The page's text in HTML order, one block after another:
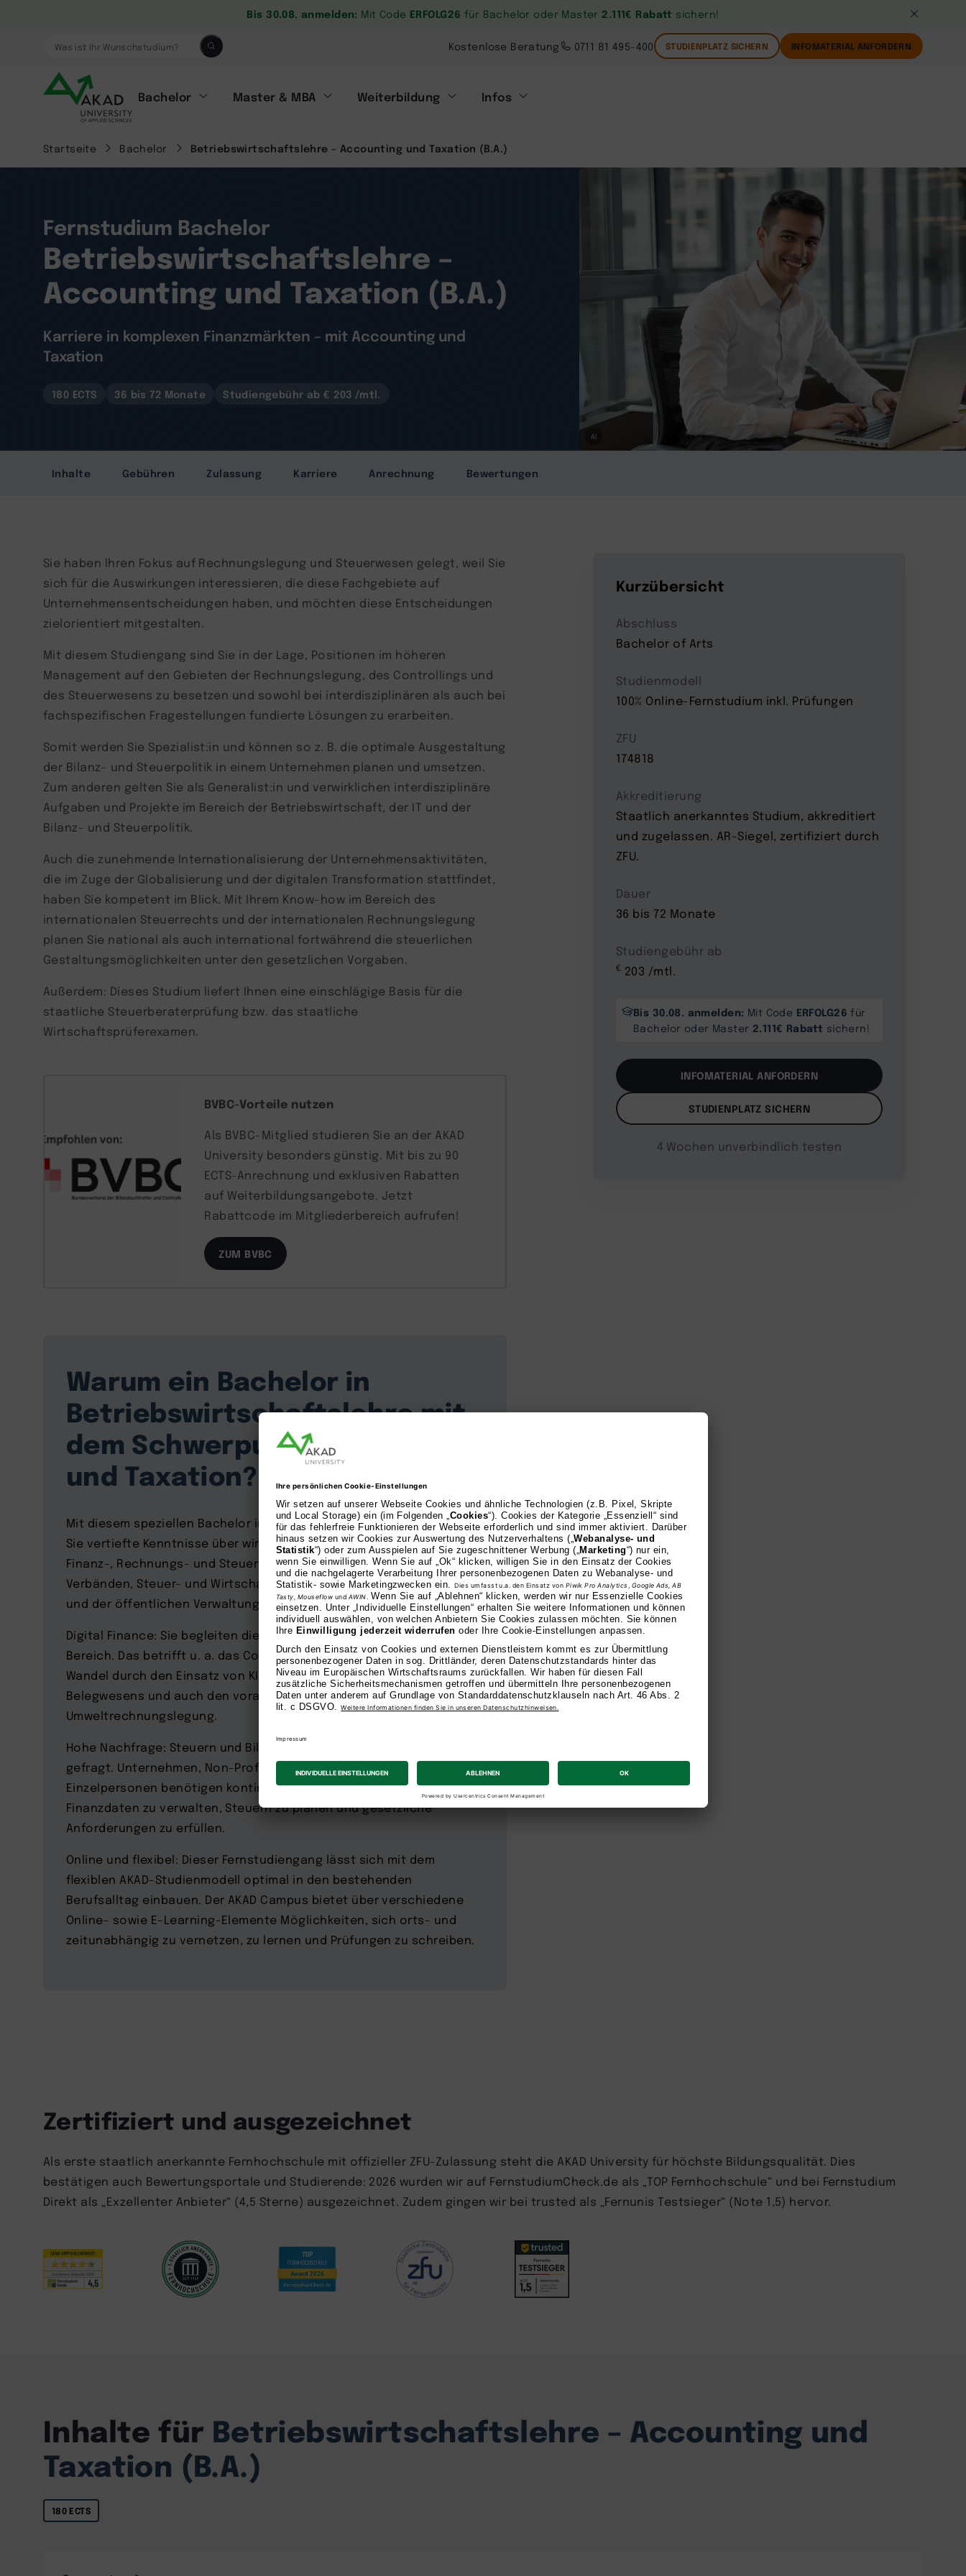
Bis 30.08. anmelden: Mit Code ERFOLG26 für Bachelor oder Master2.111€ Rabatt sichern!
Was ist Ihr Wunschstudium? Kostenlose Beratung 0711 81 495-400 STUDIENPLATZ SICHERN INFOMATERIAL ANFORDERN
Bachelor Master & MBA Weiterbildung Infos
Startseite Bachelor Betriebswirtschaftslehre – Accounting und Taxation (B.A.)
AI
Fernstudium Bachelor
Betriebswirtschaftslehre –
Accounting und Taxation (B.A.)
Karriere in komplexen Finanzmärkten – mit Accounting und
Taxation
180 ECTS 36 bis 72 Monate Studiengebühr ab € 203 /mtl.
Inhalte Gebühren Zulassung Karriere Anrechnung Bewertungen
Kurzübersicht
Abschluss
Bachelor of Arts
Studienmodell
100% Online-Fernstudium inkl. Prüfungen
ZFU
174818
Akkreditierung
Staatlich anerkanntes Studium, akkreditiert
und zugelassen. AR-Siegel, zertifiziert durch
ZFU.
Dauer
36 bis 72 Monate
Studiengebühr ab
€ 203 /mtl.
Bis 30.08. anmelden: Mit Code ERFOLG26 für
Bachelor oder Master 2.111€ Rabatt sichern!
INFOMATERIAL ANFORDERN
STUDIENPLATZ SICHERN
4 Wochen unverbindlich testen
Sie haben Ihren Fokus auf Rechnungslegung und Steuerwesen gelegt, weil Sie
sich für die Auswirkungen interessieren, die diese Fachgebiete auf
Unternehmensentscheidungen haben, und möchten diese Entscheidungen
zielorientiert mitgestalten.
Mit diesem Studiengang sind Sie in der Lage, Positionen im höheren
Management auf den Gebieten der Rechnungslegung, des Controllings und
des Steuerwesens zu besetzen und sowohl bei interdisziplinären als auch bei
fachspezifischen Fragestellungen fundierte Lösungen zu erarbeiten.
Somit werden Sie Spezialist:in und können so z. B. die optimale Ausgestaltung
der Bilanz- und Steuerpolitik in einem Unternehmen planen und umsetzen.
Zum anderen gelten Sie als Generalist:in und verwirklichen interdisziplinäre
Aufgaben und Projekte im Bereich der Betriebswirtschaft, der IT und der
Bilanz- und Steuerpolitik.
Auch die zunehmende Internationalisierung der Unternehmensaktivitäten,
die im Zuge der Globalisierung und der digitalen Transformation stattfindet,
haben Sie kompetent im Blick. Mit Ihrem Know-how im Bereich des
internationalen Steuerrechts und der internationalen Rechnungslegung
planen Sie national als auch international fortwährend die steuerlichen
Gestaltungsmöglichkeiten unter den gesetzlichen Vorgaben.
Außerdem: Dieses Studium liefert Ihnen eine einschlägige Basis für die
staatliche Steuerberaterprüfung bzw. das staatliche
Wirtschaftsprüferexamen.
BVBC-Vorteile nutzen
Als BVBC-Mitglied studieren Sie an der AKAD
University besonders günstig. Mit bis zu 90
ECTS-Anrechnung und exklusiven Rabatten
auf Weiterbildungsangebote. Jetzt
Rabattcode im Mitgliederbereich aufrufen!
ZUM BVBC
Warum ein Bachelor in
Betriebswirtschaftslehre mit
dem Schwerpunkt Accounting
und Taxation?
Mit diesem speziellen Bachelor in Accounting und Taxation erwerben
Sie vertiefte Kenntnisse über wirtschaftliche Zusammenhänge des
Finanz-, Rechnungs- und Steuerwesens von Unternehmen,
Verbänden, Steuer- und Wirtschaftsprüfungsgesellschaften, Banken
und der öffentlichen Verwaltung.
Digital Finance: Sie begleiten die digitale Transformation im Finance-
Bereich. Das betrifft u. a. das Controlling, das zunehmend einem
Wandel durch den Einsatz von KI unterliegt, die Digitalisierung des
Belegwesens und auch den voranschreitenden Auf- und Ausbau einer
Umweltrechnungslegung.
Hohe Nachfrage: Steuern und Bilanzen sind als Berufsfelder immer
gefragt. Unternehmen, Non-Profit-Organisationen und
Einzelpersonen benötigen kontinuierlich Fachkräfte, um ihre
Finanzdaten zu verwalten, Steuern zu planen und gesetzliche
Anforderungen zu erfüllen.
Online und flexibel: Dieser Fernstudiengang lässt sich mit dem
flexiblen AKAD-Studienmodell optimal in den bestehenden
Berufsalltag einbauen. Der AKAD Campus bietet über verschiedene
Online- sowie E-Learning-Elemente Möglichkeiten, sich orts- und
zeitunabhängig zu vernetzen, zu lernen und Prüfungen zu schreiben.
Zertifiziert und ausgezeichnet
Als erste staatlich anerkannte Fernhochschule mit offizieller ZFU-Zulassung steht die AKAD University für höchste Bildungsqualität. Dies
bestätigen auch Bewertungsportale und Studierende: 2026 wurden wir auf FernstudiumCheck.de als „TOP Fernhochschule“ und bei Fernstudium
Direkt als „Exzellenter Anbieter“ (4,5 Sterne) ausgezeichnet. Zudem gingen wir bei trusted als „Fernunis Testsieger“ (Note 1,5) hervor.
Inhalte für Betriebswirtschaftslehre – Accounting und
Taxation (B.A.)
180 ECTS